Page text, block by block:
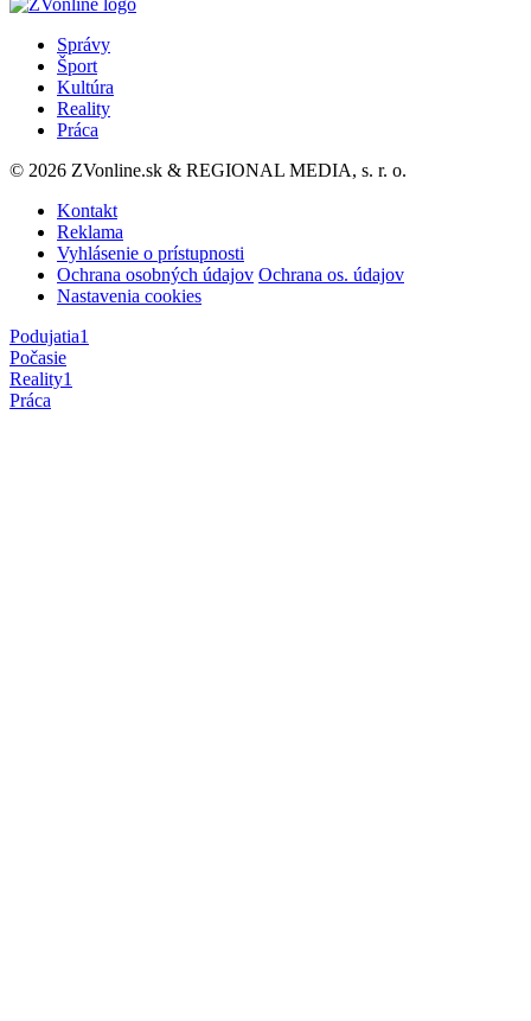
Správy
Šport
Kultúra
Reality
Práca
© 2026 ZVonline.sk & REGIONAL MEDIA, s. r. o.
Kontakt
Reklama
Vyhlásenie o prístupnosti
Ochrana osobných údajov Ochrana os. údajov
Nastavenia cookies
Podujatia1
Počasie
Reality1
Práca